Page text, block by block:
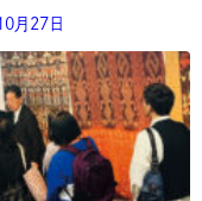
月27日